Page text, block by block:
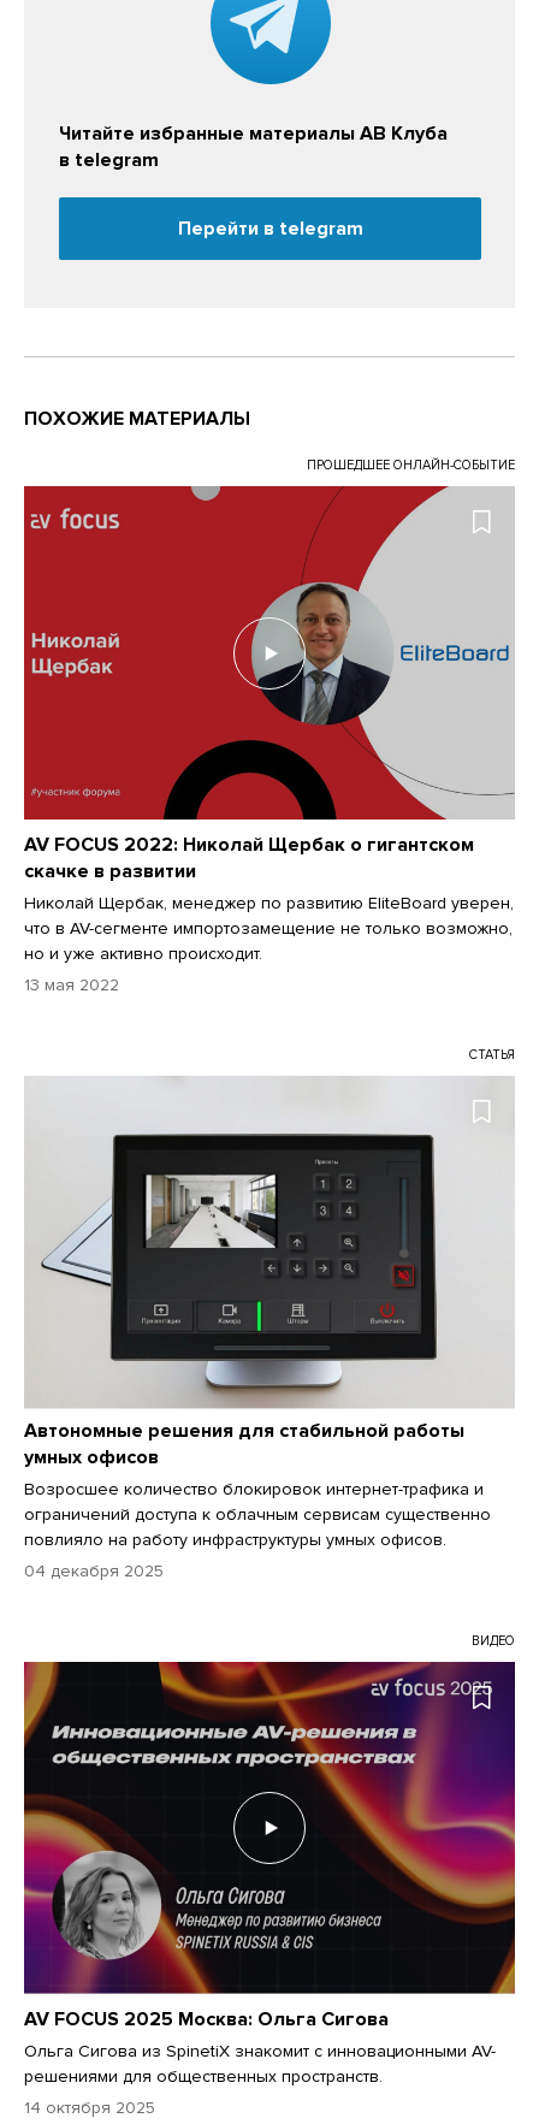
Читайте избранные материалы АВ Клуба
в telegram
Перейти в telegram
ПОХОЖИЕ МАТЕРИАЛЫ
ПРОШЕДШЕЕ ОНЛАЙН-СОБЫТИЕ
AV FOCUS 2022: Николай Щербак о гигантском
скачке в развитии
Николай Щербак, менеджер по развитию EliteBoard уверен,
что в AV-сегменте импортозамещение не только возможно,
но и уже активно происходит.
13 мая 2022
СТАТЬЯ
Автономные решения для стабильной работы
умных офисов
Возросшее количество блокировок интернет-трафика и
ограничений доступа к облачным сервисам существенно
повлияло на работу инфраструктуры умных офисов.
04 декабря 2025
ВИДЕО
AV FOCUS 2025 Москва: Ольга Сигова
Ольга Сигова из SpinetiX знакомит с инновационными AV-
решениями для общественных пространств.
14 октября 2025